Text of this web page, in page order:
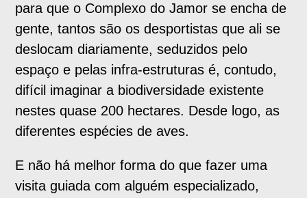
para que o Complexo do Jamor se encha de
gente, tantos são os desportistas que ali se
deslocam diariamente, seduzidos pelo
espaço e pelas infra-estruturas é, contudo,
difícil imaginar a biodiversidade existente
nestes quase 200 hectares. Desde logo, as
diferentes espécies de aves.
E não há melhor forma do que fazer uma
visita guiada com alguém especializado,